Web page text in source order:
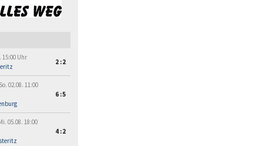
15:00 Uhr
2:2
02.08. 11:00
6:5
05.08. 18:00
4:2